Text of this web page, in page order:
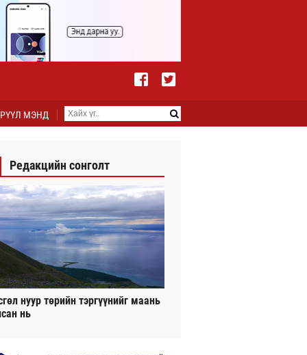
МЭНД
Редакцийн сонголт
нуур төрийн тэргүүнийг маань
нь